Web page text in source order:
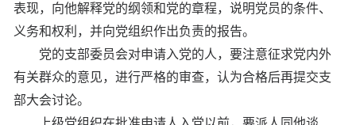
表现，向他解释党的纲领和党的章程，说明党员的条件、
义务和权利，并向党组织作出负责的报告。
党的支部委员会对申请入党的人，要注意征求党内外
有关群众的意见，进行严格的审查，认为合格后再提交支
部大会讨论。